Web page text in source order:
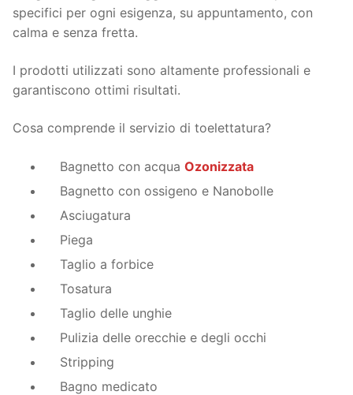
specifici per ogni esigenza, su appuntamento, con
calma e senza fretta.
I prodotti utilizzati sono altamente professionali e
garantiscono ottimi risultati.
Cosa comprende il servizio di toelettatura?
Bagnetto con acqua Ozonizzata
Bagnetto con ossigeno e Nanobolle
Asciugatura
Piega
Taglio a forbice
Tosatura
Taglio delle unghie
Pulizia delle orecchie e degli occhi
Stripping
Bagno medicato